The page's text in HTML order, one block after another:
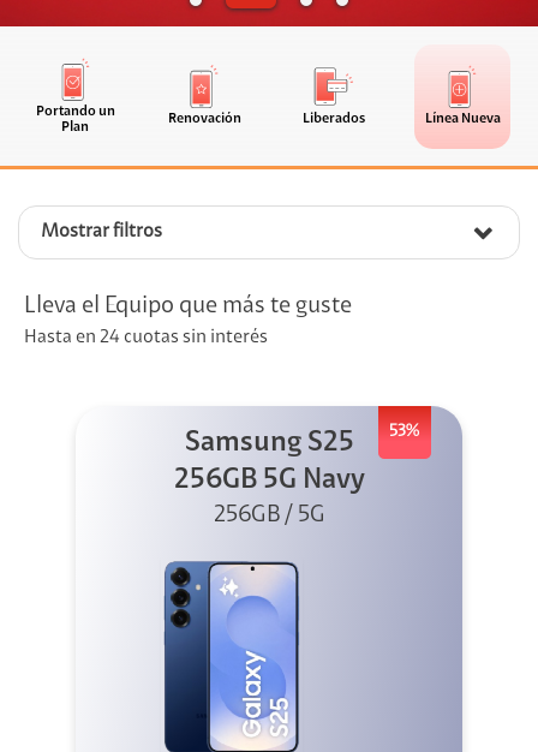
Portando un
Plan
Renovación Liberados Línea Nueva
Mostrar filtros
Lleva el Equipo que más te guste
Hasta en 24 cuotas sin interés
53%
Samsung S25
256GB 5G Navy
256GB / 5G